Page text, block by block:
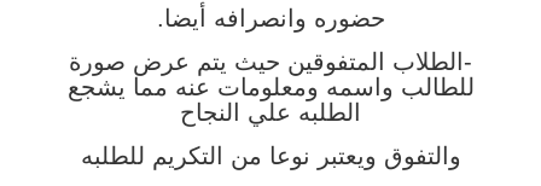
حضوره وانصرافه أيضا.
-الطلاب المتفوقين حيث يتم عرض صورة
للطالب واسمه ومعلومات عنه مما يشجع
الطلبه علي النجاح
والتفوق ويعتبر نوعا من التكريم للطلبه